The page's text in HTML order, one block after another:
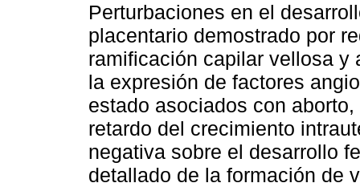
Perturbaciones en el
placentario demostrado por
ramificación capilar vellosa y
la expresión de factores
estado asociados con
retardo del crecimiento
negativa sobre el desarrollo
detallado de la formación de